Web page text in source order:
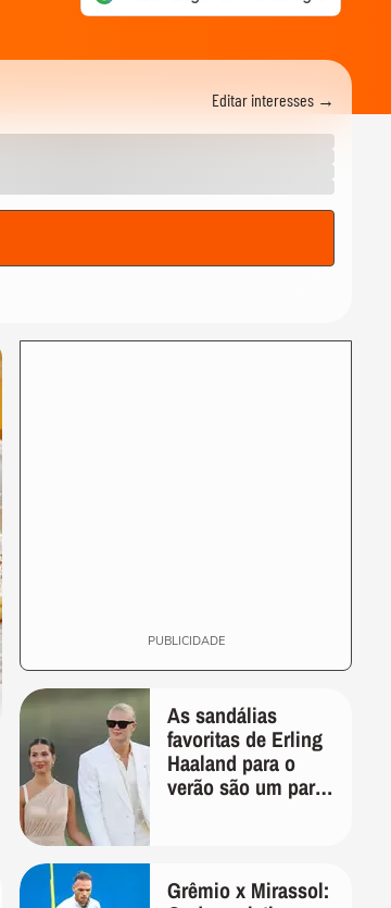
Neymar diz que imprensa
futebol: ‘Se...
Neymar pai diz que ficará
Davi Lucca diz que gostaria
de ver Neymar jogar mais
Jogador do PSG é flagrado
Editar interesses →
PUBLICIDADE
As sandálias
favoritas de Erling
Haaland para o
verão são um par
banho quanto em
Grêmio x Mirassol: